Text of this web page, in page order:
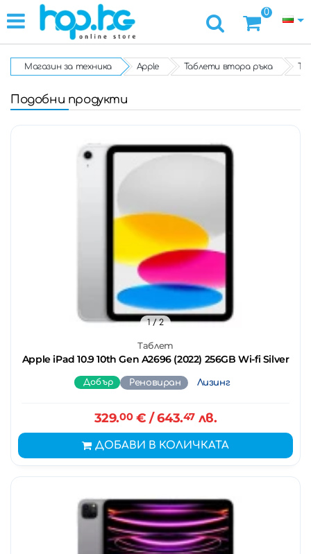
0
Магазин за техника Apple Таблети втора ръка
Подобни продукти
Таблет
Apple iPad 10.9 10th Gen A2696 (2022) 256GB Wi-fi Silver
1/ 2
Добър Реновиран Лизинг
329.00€ / 643.47лв.
ДОБАВИ В КОЛИЧКАТА